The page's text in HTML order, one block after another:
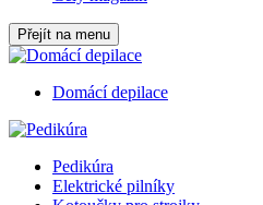
Přejít na menu
Domácí depilace
Pedikúra
Elektrické pilníky